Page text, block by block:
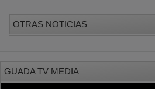
OTRAS NOTICIAS
GUADA TV MEDIA